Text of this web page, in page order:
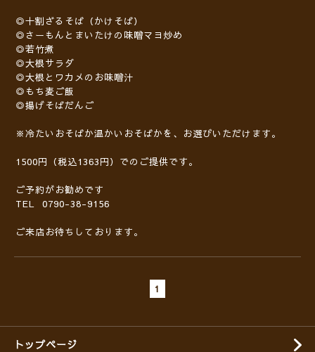
◎十割ざるそば（かけそば）
◎さーもんとまいたけの味噌マヨ炒め
◎若竹煮
◎大根サラダ
◎大根とワカメのお味噌汁
◎もち麦ご飯
◎揚げそばだんご
※冷たいおそばか温かいおそばかを、お選びいただけます。
1500円（税込1363円）でのご提供です。
ご予約がお勧めです
TEL 0790-38-9156
ご来店お待ちしております。
1
トップページ